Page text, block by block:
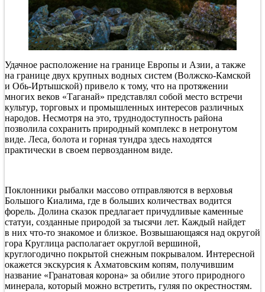
Удачное расположение на границе Европы и Азии, а также
на границе двух крупных водных систем (Волжско-Камской
и Обь-Иртышской) привело к тому, что на протяжении
многих веков «Таганай» представлял собой место встречи
культур, торговых и промышленных интересов различных
народов. Несмотря на это, труднодоступность района
позволила сохранить природный комплекс в нетронутом
виде. Леса, болота и горная тундра здесь находятся
практически в своем первозданном виде.
Поклонники рыбалки массово отправляются в верховья
Большого Киалима, где в больших количествах водится
форель. Долина сказок предлагает причудливые каменные
статуи, созданные природой за тысячи лет. Каждый найдет
в них что-то знакомое и близкое. Возвышающаяся над округой
гора Круглица располагает округлой вершиной,
круглогодично покрытой снежным покрывалом. Интересной
окажется экскурсия к Ахматовским копям, получившим
название «Гранатовая корона» за обилие этого природного
минерала, который можно встретить, гуляя по окрестностям.